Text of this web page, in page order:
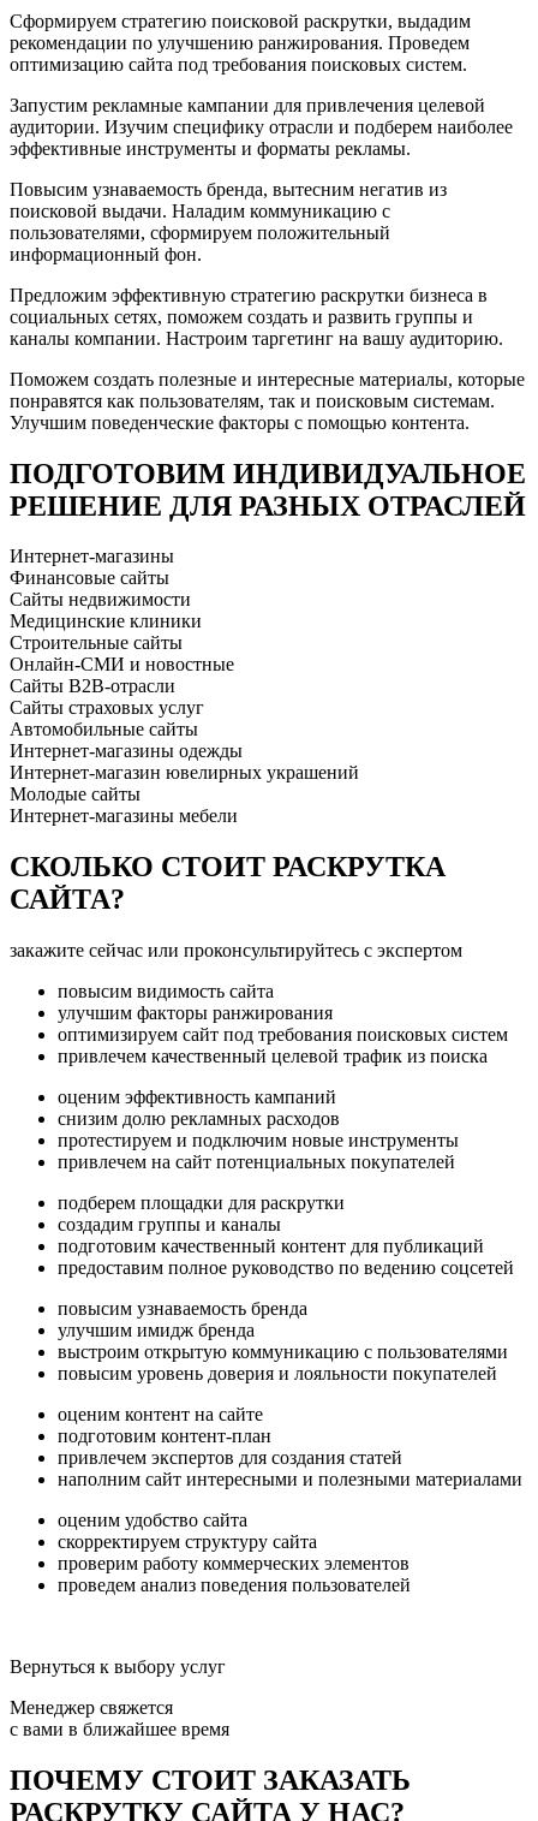
Сформируем стратегию поисковой раскрутки, выдадим
рекомендации по улучшению ранжирования. Проведем
оптимизацию сайта под требования поисковых систем.
Запустим рекламные кампании для привлечения целевой
аудитории. Изучим специфику отрасли и подберем наиболее
эффективные инструменты и форматы рекламы.
Повысим узнаваемость бренда, вытесним негатив из
поисковой выдачи. Наладим коммуникацию с
пользователями, сформируем положительный
информационный фон.
Предложим эффективную стратегию раскрутки бизнеса в
социальных сетях, поможем создать и развить группы и
каналы компании. Настроим таргетинг на вашу аудиторию.
Поможем создать полезные и интересные материалы, которые
понравятся как пользователям, так и поисковым системам.
Улучшим поведенческие факторы с помощью контента.
ПОДГОТОВИМ ИНДИВИДУАЛЬНОЕ
РЕШЕНИЕ ДЛЯ РАЗНЫХ ОТРАСЛЕЙ
Интернет-магазины
Финансовые сайты
Сайты недвижимости
Медицинские клиники
Строительные сайты
Онлайн-СМИ и новостные
Сайты B2B-отрасли
Сайты страховых услуг
Автомобильные сайты
Интернет-магазины одежды
Интернет-магазин ювелирных украшений
Молодые сайты
Интернет-магазины мебели
СКОЛЬКО СТОИТ РАСКРУТКА
САЙТА?
закажите сейчас или проконсультируйтесь с экспертом
повысим видимость сайта
улучшим факторы ранжирования
оптимизируем сайт под требования поисковых систем
привлечем качественный целевой трафик из поиска
оценим эффективность кампаний
снизим долю рекламных расходов
протестируем и подключим новые инструменты
привлечем на сайт потенциальных покупателей
подберем площадки для раскрутки
создадим группы и каналы
подготовим качественный контент для публикаций
предоставим полное руководство по ведению соцсетей
повысим узнаваемость бренда
улучшим имидж бренда
выстроим открытую коммуникацию с пользователями
повысим уровень доверия и лояльности покупателей
оценим контент на сайте
подготовим контент-план
привлечем экспертов для создания статей
наполним сайт интересными и полезными материалами
оценим удобство сайта
скорректируем структуру сайта
проверим работу коммерческих элементов
проведем анализ поведения пользователей
Вернуться к выбору услуг
Менеджер свяжется
c вами в ближайшее время
ПОЧЕМУ СТОИТ ЗАКАЗАТЬ
РАСКРУТКУ САЙТА У НАС?